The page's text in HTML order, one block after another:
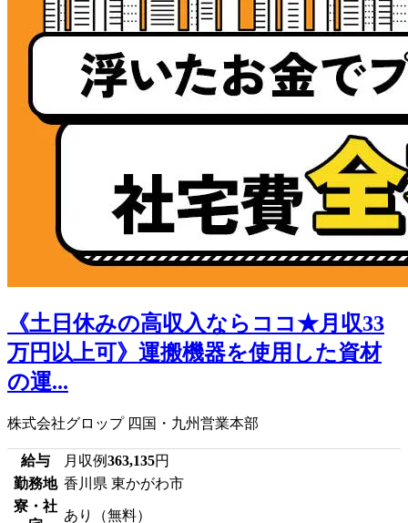
《土日休みの高収入ならココ★月収33
万円以上可》運搬機器を使用した資材
の運...
株式会社グロップ 四国・九州営業本部
給与 月収例363,135円
勤務地 香川県 東かがわ市
寮・社
あり（無料）